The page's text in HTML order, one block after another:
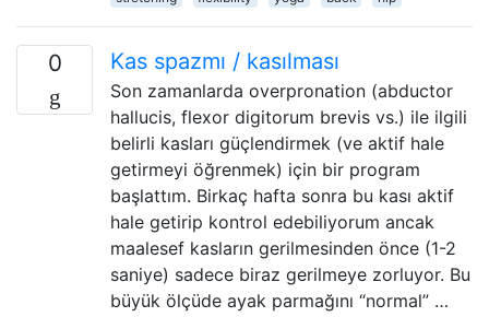
0 Kas spazmı / kasılması
Son zamanlarda overpronation (abductor
hallucis, flexor digitorum brevis vs.) ile ilgili
belirli kasları güçlendirmek (ve aktif hale
getirmeyi öğrenmek) için bir program
başlattım. Birkaç hafta sonra bu kası aktif
hale getirip kontrol edebiliyorum ancak
maalesef kasların gerilmesinden önce (1-2
saniye) sadece biraz gerilmeye zorluyor. Bu
büyük ölçüde ayak parmağını “normal” …